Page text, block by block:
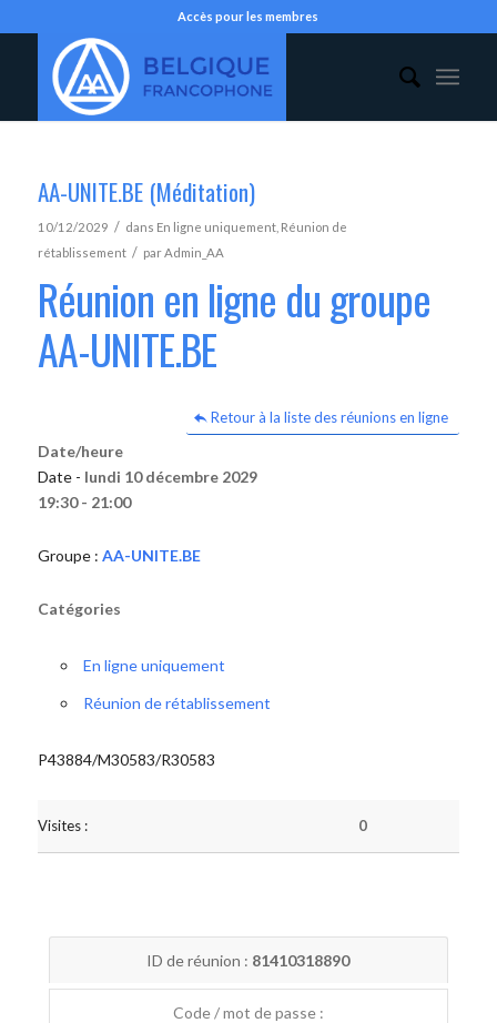
Accès pour les membres
AA-UNITE.BE (Méditation)
10/12/2029 / dans En ligne uniquement, Réunion de
rétablissement / parAdmin_AA
Réunion en ligne du groupe
AA-UNITE.BE
Retour à la liste des réunions en ligne
Date/heure
Date - lundi 10 décembre 2029
19:30 - 21:00
Groupe : AA-UNITE.BE
Catégories
En ligne uniquement
Réunion de rétablissement
P43884/M30583/R30583
Visites : 0
ID de réunion : 81410318890
Code / mot de passe :